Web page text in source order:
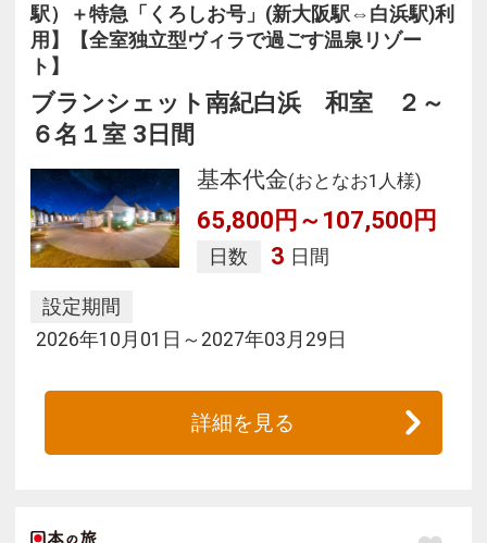
駅）＋特急「くろしお号」(新大阪駅⇔白浜駅)利
用】【全室独立型ヴィラで過ごす温泉リゾー
ト】
ブランシェット南紀白浜 和室 ２～
６名１室 3日間
基本代金(おとなお1人様)
65,800円～107,500円
日数 3 日間
設定期間
2026年10月01日～2027年03月29日
詳細を見る